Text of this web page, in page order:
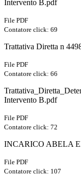
Intervento B.pdf
File PDF
Contatore click: 69
Trattativa Diretta n
File PDF
Contatore click: 66
Intervento B.pdf
File PDF
Contatore click: 72
INCARICO ABELA
File PDF
Contatore click: 107